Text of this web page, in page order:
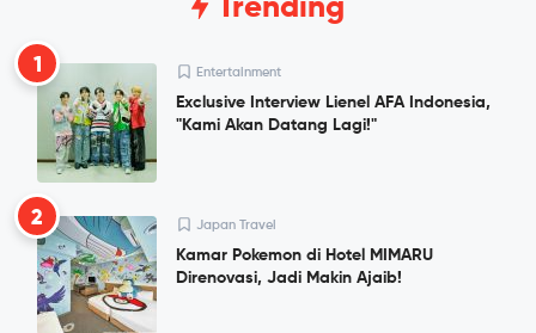
Trending
1 Entertainment
Exclusive Interview Lienel AFA Indonesia,
"Kami Akan Datang Lagi!"
2 Japan Travel
Kamar Pokemon di Hotel MIMARU
Direnovasi, Jadi Makin Ajaib!